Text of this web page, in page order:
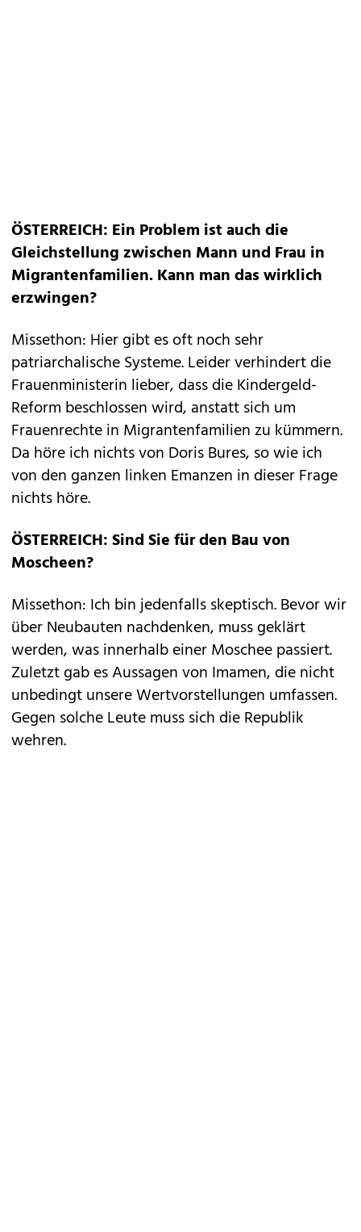
ÖSTERREICH: Ein Problem ist auch die
Gleichstellung zwischen Mann und Frau in
Migrantenfamilien. Kann man das wirklich
erzwingen?
Missethon: Hier gibt es oft noch sehr
patriarchalische Systeme. Leider verhindert die
Frauenministerin lieber, dass die Kindergeld-
Reform beschlossen wird, anstatt sich um
Frauenrechte in Migrantenfamilien zu kümmern.
Da höre ich nichts von Doris Bures, so wie ich
von den ganzen linken Emanzen in dieser Frage
nichts höre.
ÖSTERREICH: Sind Sie für den Bau von
Moscheen?
Missethon: Ich bin jedenfalls skeptisch. Bevor wir
über Neubauten nachdenken, muss geklärt
werden, was innerhalb einer Moschee passiert.
Zuletzt gab es Aussagen von Imamen, die nicht
unbedingt unsere Wertvorstellungen umfassen.
Gegen solche Leute muss sich die Republik
wehren.